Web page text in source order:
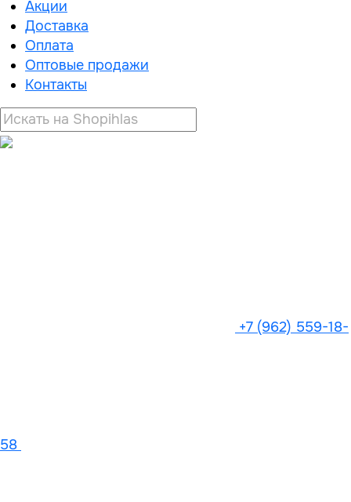
Акции
Доставка
Оплата
Оптовые продажи
Контакты
+7 (962) 559-18-
58